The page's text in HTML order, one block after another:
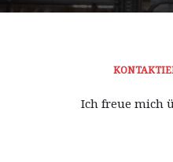
Ich freue mich